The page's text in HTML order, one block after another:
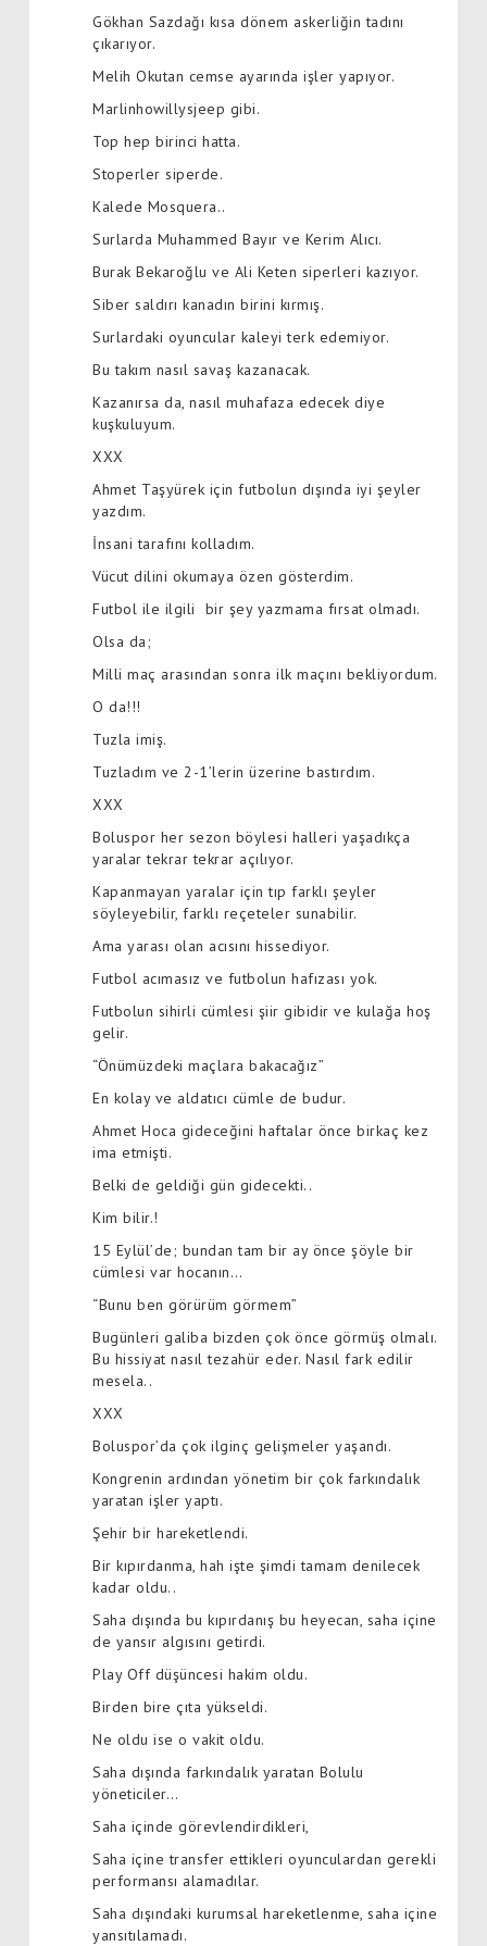
Gökhan Sazdağı kısa dönem askerliğin tadını
çıkarıyor.
Melih Okutan cemse ayarında işler yapıyor.
Marlinhowillysjeep gibi.
Top hep birinci hatta.
Stoperler siperde.
Kalede Mosquera..
Surlarda Muhammed Bayır ve Kerim Alıcı.
Burak Bekaroğlu ve Ali Keten siperleri kazıyor.
Siber saldırı kanadın birini kırmış.
Surlardaki oyuncular kaleyi terk edemiyor.
Bu takım nasıl savaş kazanacak.
Kazanırsa da, nasıl muhafaza edecek diye
kuşkuluyum.
XXX
Ahmet Taşyürek için futbolun dışında iyi şeyler
yazdım.
İnsani tarafını kolladım.
Vücut dilini okumaya özen gösterdim.
Futbol ile ilgili bir şey yazmama fırsat olmadı.
Olsa da;
Milli maç arasından sonra ilk maçını bekliyordum.
O da!!!
Tuzla imiş.
Tuzladım ve 2-1’lerin üzerine bastırdım.
XXX
Boluspor her sezon böylesi halleri yaşadıkça
yaralar tekrar tekrar açılıyor.
Kapanmayan yaralar için tıp farklı şeyler
söyleyebilir, farklı reçeteler sunabilir.
Ama yarası olan acısını hissediyor.
Futbol acımasız ve futbolun hafızası yok.
Futbolun sihirli cümlesi şiir gibidir ve kulağa hoş
gelir.
“Önümüzdeki maçlara bakacağız”
En kolay ve aldatıcı cümle de budur.
Ahmet Hoca gideceğini haftalar önce birkaç kez
ima etmişti.
Belki de geldiği gün gidecekti..
Kim bilir.!
15 Eylül’de; bundan tam bir ay önce şöyle bir
cümlesi var hocanın…
“Bunu ben görürüm görmem”
Bugünleri galiba bizden çok önce görmüş olmalı.
Bu hissiyat nasıl tezahür eder. Nasıl fark edilir
mesela..
XXX
Boluspor’da çok ilginç gelişmeler yaşandı.
Kongrenin ardından yönetim bir çok farkındalık
yaratan işler yaptı.
Şehir bir hareketlendi.
Bir kıpırdanma, hah işte şimdi tamam denilecek
kadar oldu..
Saha dışında bu kıpırdanış bu heyecan, saha içine
de yansır algısını getirdi.
Play Off düşüncesi hakim oldu.
Birden bire çıta yükseldi.
Ne oldu ise o vakit oldu.
Saha dışında farkındalık yaratan Bolulu
yöneticiler…
Saha içinde görevlendirdikleri,
Saha içine transfer ettikleri oyunculardan gerekli
performansı alamadılar.
Saha dışındaki kurumsal hareketlenme, saha içine
yansıtılamadı.